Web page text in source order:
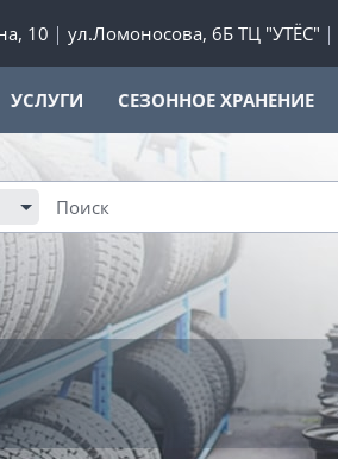
10 ул.Ломоносова, 6Б ТЦ "УТЁС"
УСЛУГИ СЕЗОННОЕ ХРАНЕНИЕ